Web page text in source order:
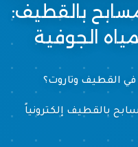
بالقطيف:
الجوفية
في القطيف وتاروت؟
المسابح بالقط